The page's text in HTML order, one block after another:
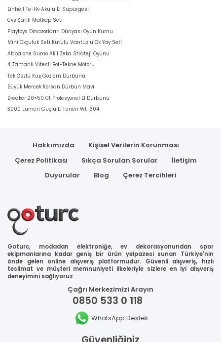
Einhell Te-Hv Akülü El Süpürgesi
Cvs Şarjli Matkap Seti
Playtoys Dinazorların Dünyası Oyun Kumu
Mini Okçuluk Seti Kutulu Vantuzlu Ok Yay Seti
Abbalone Sumo Akil Zeka Strateji Oyunu
4 Zamanlı Vitesli Bot-Tekne Motoru
Tek Gözlü Kuş Gözlem Dürbünü
Büyük Mercek Korsan Dürbün Mavi
Breaker 20×50 Ct Profesyonel El Dürbünü
3000 Lümen Güçlü El Feneri Wt-604
Hakkımızda
Kişisel Verilerin Korunması
Çerez Politikası
Sıkça Sorulan Sorular
İletişim
Duyurular
Blog Çerez Tercihleri
Goturc, modadan elektroniğe, ev dekorasyonundan spor
ekipmanlarına kadar geniş bir ürün yelpazesi sunan Türkiye'nin
önde gelen online alışveriş platformudur. Güvenli alışveriş, hızlı
teslimat ve müşteri memnuniyeti ilkeleriyle sizlere en iyi alışveriş
deneyimini sağlıyoruz.
Çağrı Merkezimizi Arayın
0850 533 0 118
WhatsApp Destek